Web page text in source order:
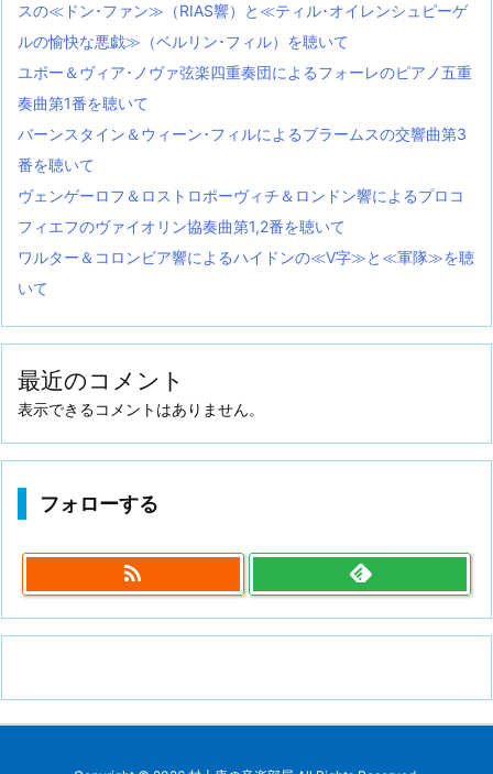
スの≪ドン･ファン≫（RIAS響）と≪ティル･オイレンシュピーゲ
ルの愉快な悪戯≫（ベルリン･フィル）を聴いて
ユボー＆ヴィア･ノヴァ弦楽四重奏団によるフォーレのピアノ五重
奏曲第1番を聴いて
バーンスタイン＆ウィーン･フィルによるブラームスの交響曲第3
番を聴いて
ヴェンゲーロフ＆ロストロポーヴィチ＆ロンドン響によるプロコ
フィエフのヴァイオリン協奏曲第1,2番を聴いて
ワルター＆コロンビア響によるハイドンの≪V字≫と≪軍隊≫を聴
いて
最近のコメント
表示できるコメントはありません。
フォローする
